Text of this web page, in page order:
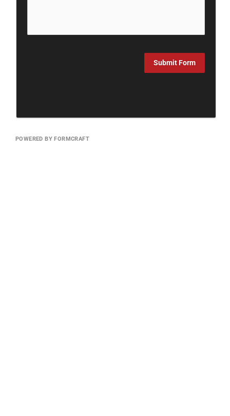
Submit Form
POWERED BY FORMCRAFT